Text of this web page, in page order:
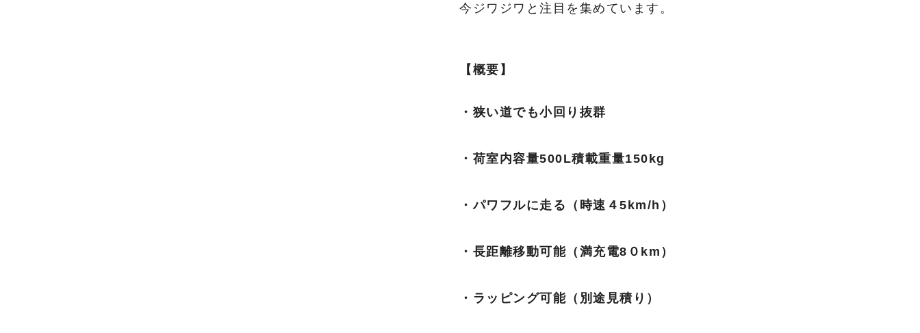
今ジワジワと注目を集めています。
【概要】
・狭い道でも小回り抜群
・荷室内容量500L積載重量150kg
・パワフルに走る（時速４5km/h）
・長距離移動可能（満充電8０km）
・ラッピング可能（別途見積り）